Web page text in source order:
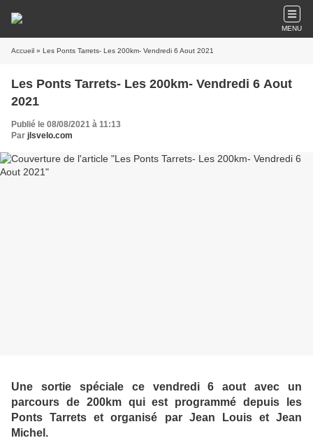
MENU
Accueil » Les Ponts Tarrets- Les 200km- Vendredi 6 Aout 2021
Les Ponts Tarrets- Les 200km- Vendredi 6 Aout
2021
Publié le 08/08/2021 à 11:13
Par jlsvelo.com
Une sortie spéciale ce vendredi 6 aout avec un
parcours de 200km qui est programmé depuis les
Ponts Tarrets et organisé par Jean Louis et Jean
Michel.